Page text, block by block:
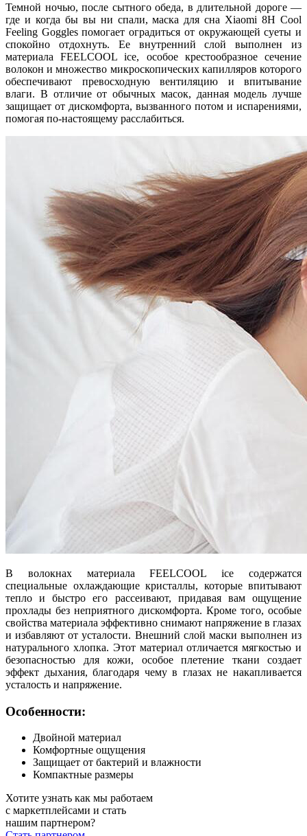
Темной ночью, после сытного обеда, в длительной дороге —
где и когда бы вы ни спали, маска для сна Xiaomi 8H Cool
Feeling Goggles помогает оградиться от окружающей суеты и
спокойно отдохнуть. Ее внутренний слой выполнен из
материала FEELCOOL ice, особое крестообразное сечение
волокон и множество микроскопических капилляров которого
обеспечивают превосходную вентиляцию и впитывание
влаги. В отличие от обычных масок, данная модель лучше
защищает от дискомфорта, вызванного потом и испарениями,
помогая по-настоящему расслабиться.
В волокнах материала FEELCOOL ice содержатся
специальные охлаждающие кристаллы, которые впитывают
тепло и быстро его рассеивают, придавая вам ощущение
прохлады без неприятного дискомфорта. Кроме того, особые
свойства материала эффективно снимают напряжение в глазах
и избавляют от усталости. Внешний слой маски выполнен из
натурального хлопка. Этот материал отличается мягкостью и
безопасностью для кожи, особое плетение ткани создает
эффект дыхания, благодаря чему в глазах не накапливается
усталость и напряжение.
Особенности:
Двойной материал
Комфортные ощущения
Защищает от бактерий и влажности
Компактные размеры
Хотите узнать как мы работаем
с маркетплейсами и стать
нашим партнером?